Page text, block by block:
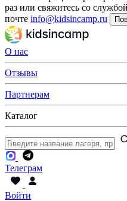
раз или свяжитесь со
почте info@kidsincamp.ru
О нас
Отзывы
Партнерам
Каталог
Телеграм
Войти